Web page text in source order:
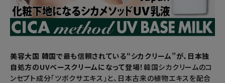
新商品
推し活グッズ
美容大国 韓国で最も信頼されている“シカクリーム”が、日本独
自処方のUVベースクリームになって登場！ 韓国シカクリームのコ
ンセプト成分「ツボクサエキス」と、日本古来の植物エキスを配合